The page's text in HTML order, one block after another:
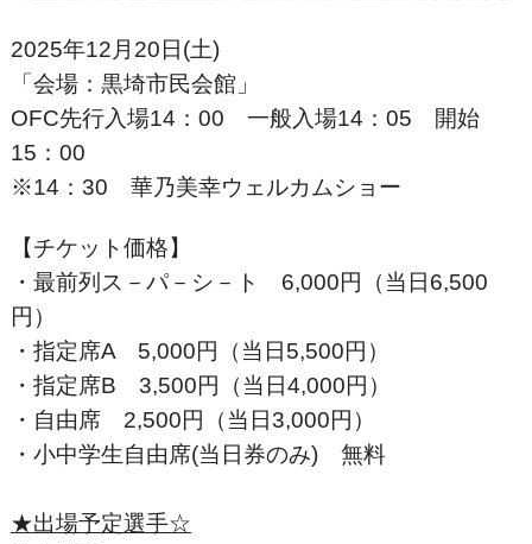
2025年12月20日(土)
「会場：黒埼市民会館」
OFC先行入場14：00 一般入場14：05 開始
15：00
※14：30 華乃美幸ウェルカムショー
【チケット価格】
・最前列ス－パ－シ－ト 6,000円（当日6,500
円）
・指定席A 5,000円（当日5,500円）
・指定席B 3,500円（当日4,000円）
・自由席 2,500円（当日3,000円）
・小中学生自由席(当日券のみ) 無料
★出場予定選手☆